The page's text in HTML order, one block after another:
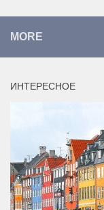
MORE
ИНТЕРЕСНОЕ